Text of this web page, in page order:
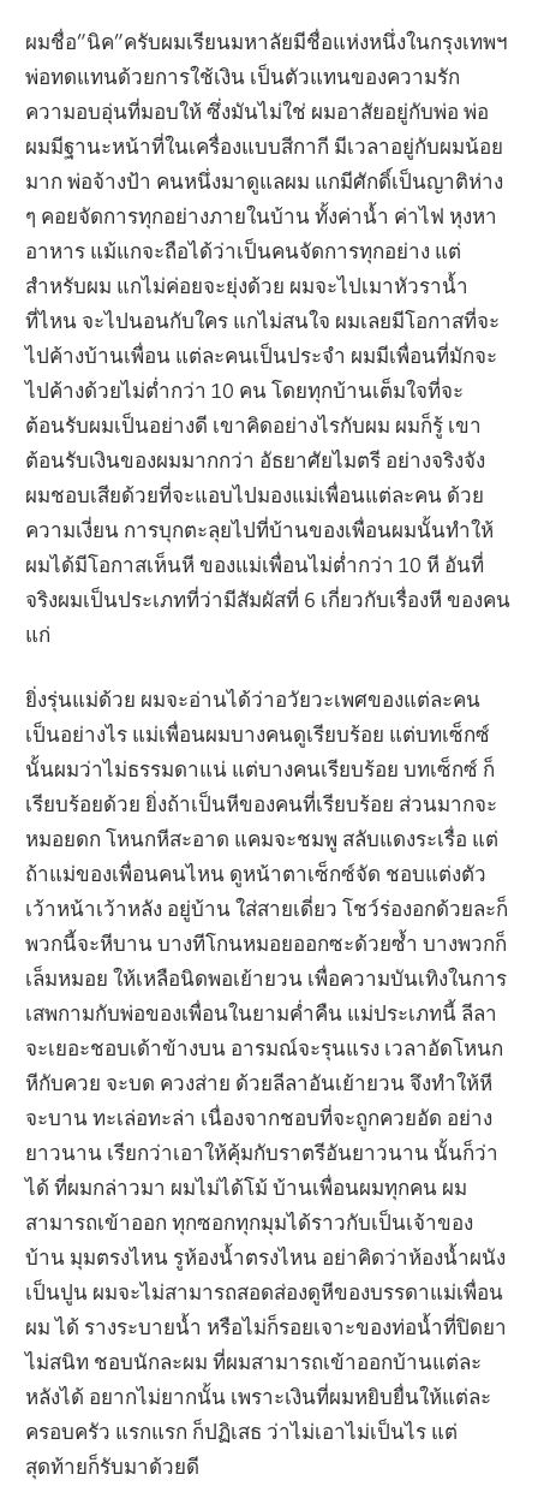
ผมชื่อ”นิค”ครับผมเรียนมหาลัยมีชื่อแห่งหนึ่งในกรุงเทพฯ
พ่อทดแทนด้วยการใช้เงิน เป็นตัวแทนของความรัก
ความอบอุ่นที่มอบให้ ซึ่งมันไม่ใช่ ผมอาสัยอยู่กับพ่อ พ่อ
ผมมีฐานะหน้าที่ในเครื่องแบบสีกากี มีเวลาอยู่กับผมน้อย
มาก พ่อจ้างป้า คนหนึ่งมาดูแลผม แกมีศักดิ์เป็นญาติห่าง
ๆ คอยจัดการทุกอย่างภายในบ้าน ทั้งค่าน้ำ ค่าไฟ หุงหา
อาหาร แม้แกจะถือได้ว่าเป็นคนจัดการทุกอย่าง แต่
สำหรับผม แกไม่ค่อยจะยุ่งด้วย ผมจะไปเมาหัวราน้ำ
ที่ไหน จะไปนอนกับใคร แกไม่สนใจ ผมเลยมีโอกาสที่จะ
ไปค้างบ้านเพื่อน แต่ละคนเป็นประจำ ผมมีเพื่อนที่มักจะ
ไปค้างด้วยไม่ต่ำกว่า 10 คน โดยทุกบ้านเต็มใจที่จะ
ต้อนรับผมเป็นอย่างดี เขาคิดอย่างไรกับผม ผมก็รู้ เขา
ต้อนรับเงินของผมมากกว่า อัธยาศัยไมตรี อย่างจริงจัง
ผมชอบเสียด้วยที่จะแอบไปมองแม่เพื่อนแต่ละคน ด้วย
ความเงี่ยน การบุกตะลุยไปที่บ้านของเพื่อนผมนั้นทำให้
ผมได้มีโอกาสเห็นหี ของแม่เพื่อนไม่ต่ำกว่า 10 หี อันที่
จริงผมเป็นประเภทที่ว่ามีสัมผัสที่ 6 เกี่ยวกับเรื่องหี ของคน
แก่
ยิ่งรุ่นแม่ด้วย ผมจะอ่านได้ว่าอวัยวะเพศของแต่ละคน
เป็นอย่างไร แม่เพื่อนผมบางคนดูเรียบร้อย แต่บทเซ็กซ์
นั้นผมว่าไม่ธรรมดาแน่ แต่บางคนเรียบร้อย บทเซ็กซ์ ก็
เรียบร้อยด้วย ยิ่งถ้าเป็นหีของคนที่เรียบร้อย ส่วนมากจะ
หมอยดก โหนกหีสะอาด แคมจะชมพู สลับแดงระเรื่อ แต่
ถ้าแม่ของเพื่อนคนไหน ดูหน้าตาเซ็กซ์จัด ชอบแต่งตัว
เว้าหน้าเว้าหลัง อยู่บ้าน ใส่สายเดี่ยว โชว์ร่องอกด้วยละก็
พวกนี้จะหีบาน บางทีโกนหมอยออกซะด้วยซ้ำ บางพวกก็
เล็มหมอย ให้เหลือนิดพอเย้ายวน เพื่อความบันเทิงในการ
เสพกามกับพ่อของเพื่อนในยามค่ำคืน แม่ประเภทนี้ ลีลา
จะเยอะชอบเด้าข้างบน อารมณ์จะรุนแรง เวลาอัดโหนก
หีกับควย จะบด ควงส่าย ด้วยลีลาอันเย้ายวน จึงทำให้หี
จะบาน ทะเล่อทะล่า เนื่องจากชอบที่จะถูกควยอัด อย่าง
ยาวนาน เรียกว่าเอาให้คุ้มกับราตรีอันยาวนาน นั้นก็ว่า
ได้ ที่ผมกล่าวมา ผมไม่ได้โม้ บ้านเพื่อนผมทุกคน ผม
สามารถเข้าออก ทุกซอกทุกมุมได้ราวกับเป็นเจ้าของ
บ้าน มุมตรงไหน รูห้องน้ำตรงไหน อย่าคิดว่าห้องน้ำผนัง
เป็นปูน ผมจะไม่สามารถสอดส่องดูหีของบรรดาแม่เพื่อน
ผม ได้ รางระบายน้ำ หรือไม่ก็รอยเจาะของท่อน้ำที่ปิดยา
ไม่สนิท ชอบนักละผม ที่ผมสามารถเข้าออกบ้านแต่ละ
หลังได้ อยากไม่ยากนั้น เพราะเงินที่ผมหยิบยื่นให้แต่ละ
ครอบครัว แรกแรก ก็ปฏิเสธ ว่าไม่เอาไม่เป็นไร แต่
สุดท้ายก็รับมาด้วยดี